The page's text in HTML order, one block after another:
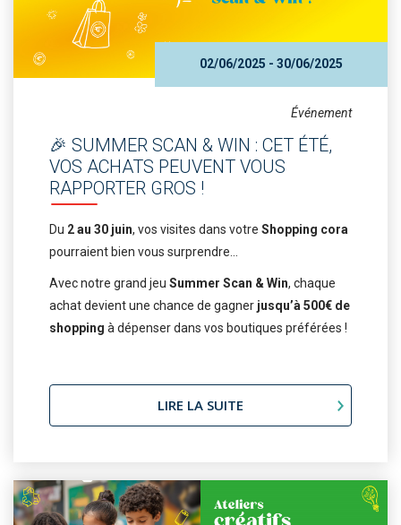
02/06/2025 - 30/06/2025
Événement
🎉 SUMMER SCAN & WIN : CET ÉTÉ,
VOS ACHATS PEUVENT VOUS
RAPPORTER GROS !
Du 2 au 30 juin, vos visites dans votre Shopping cora
pourraient bien vous surprendre…
Avec notre grand jeu Summer Scan & Win, chaque
achat devient une chance de gagner jusqu’à 500€ de
shopping à dépenser dans vos boutiques préférées !
LIRE LA SUITE